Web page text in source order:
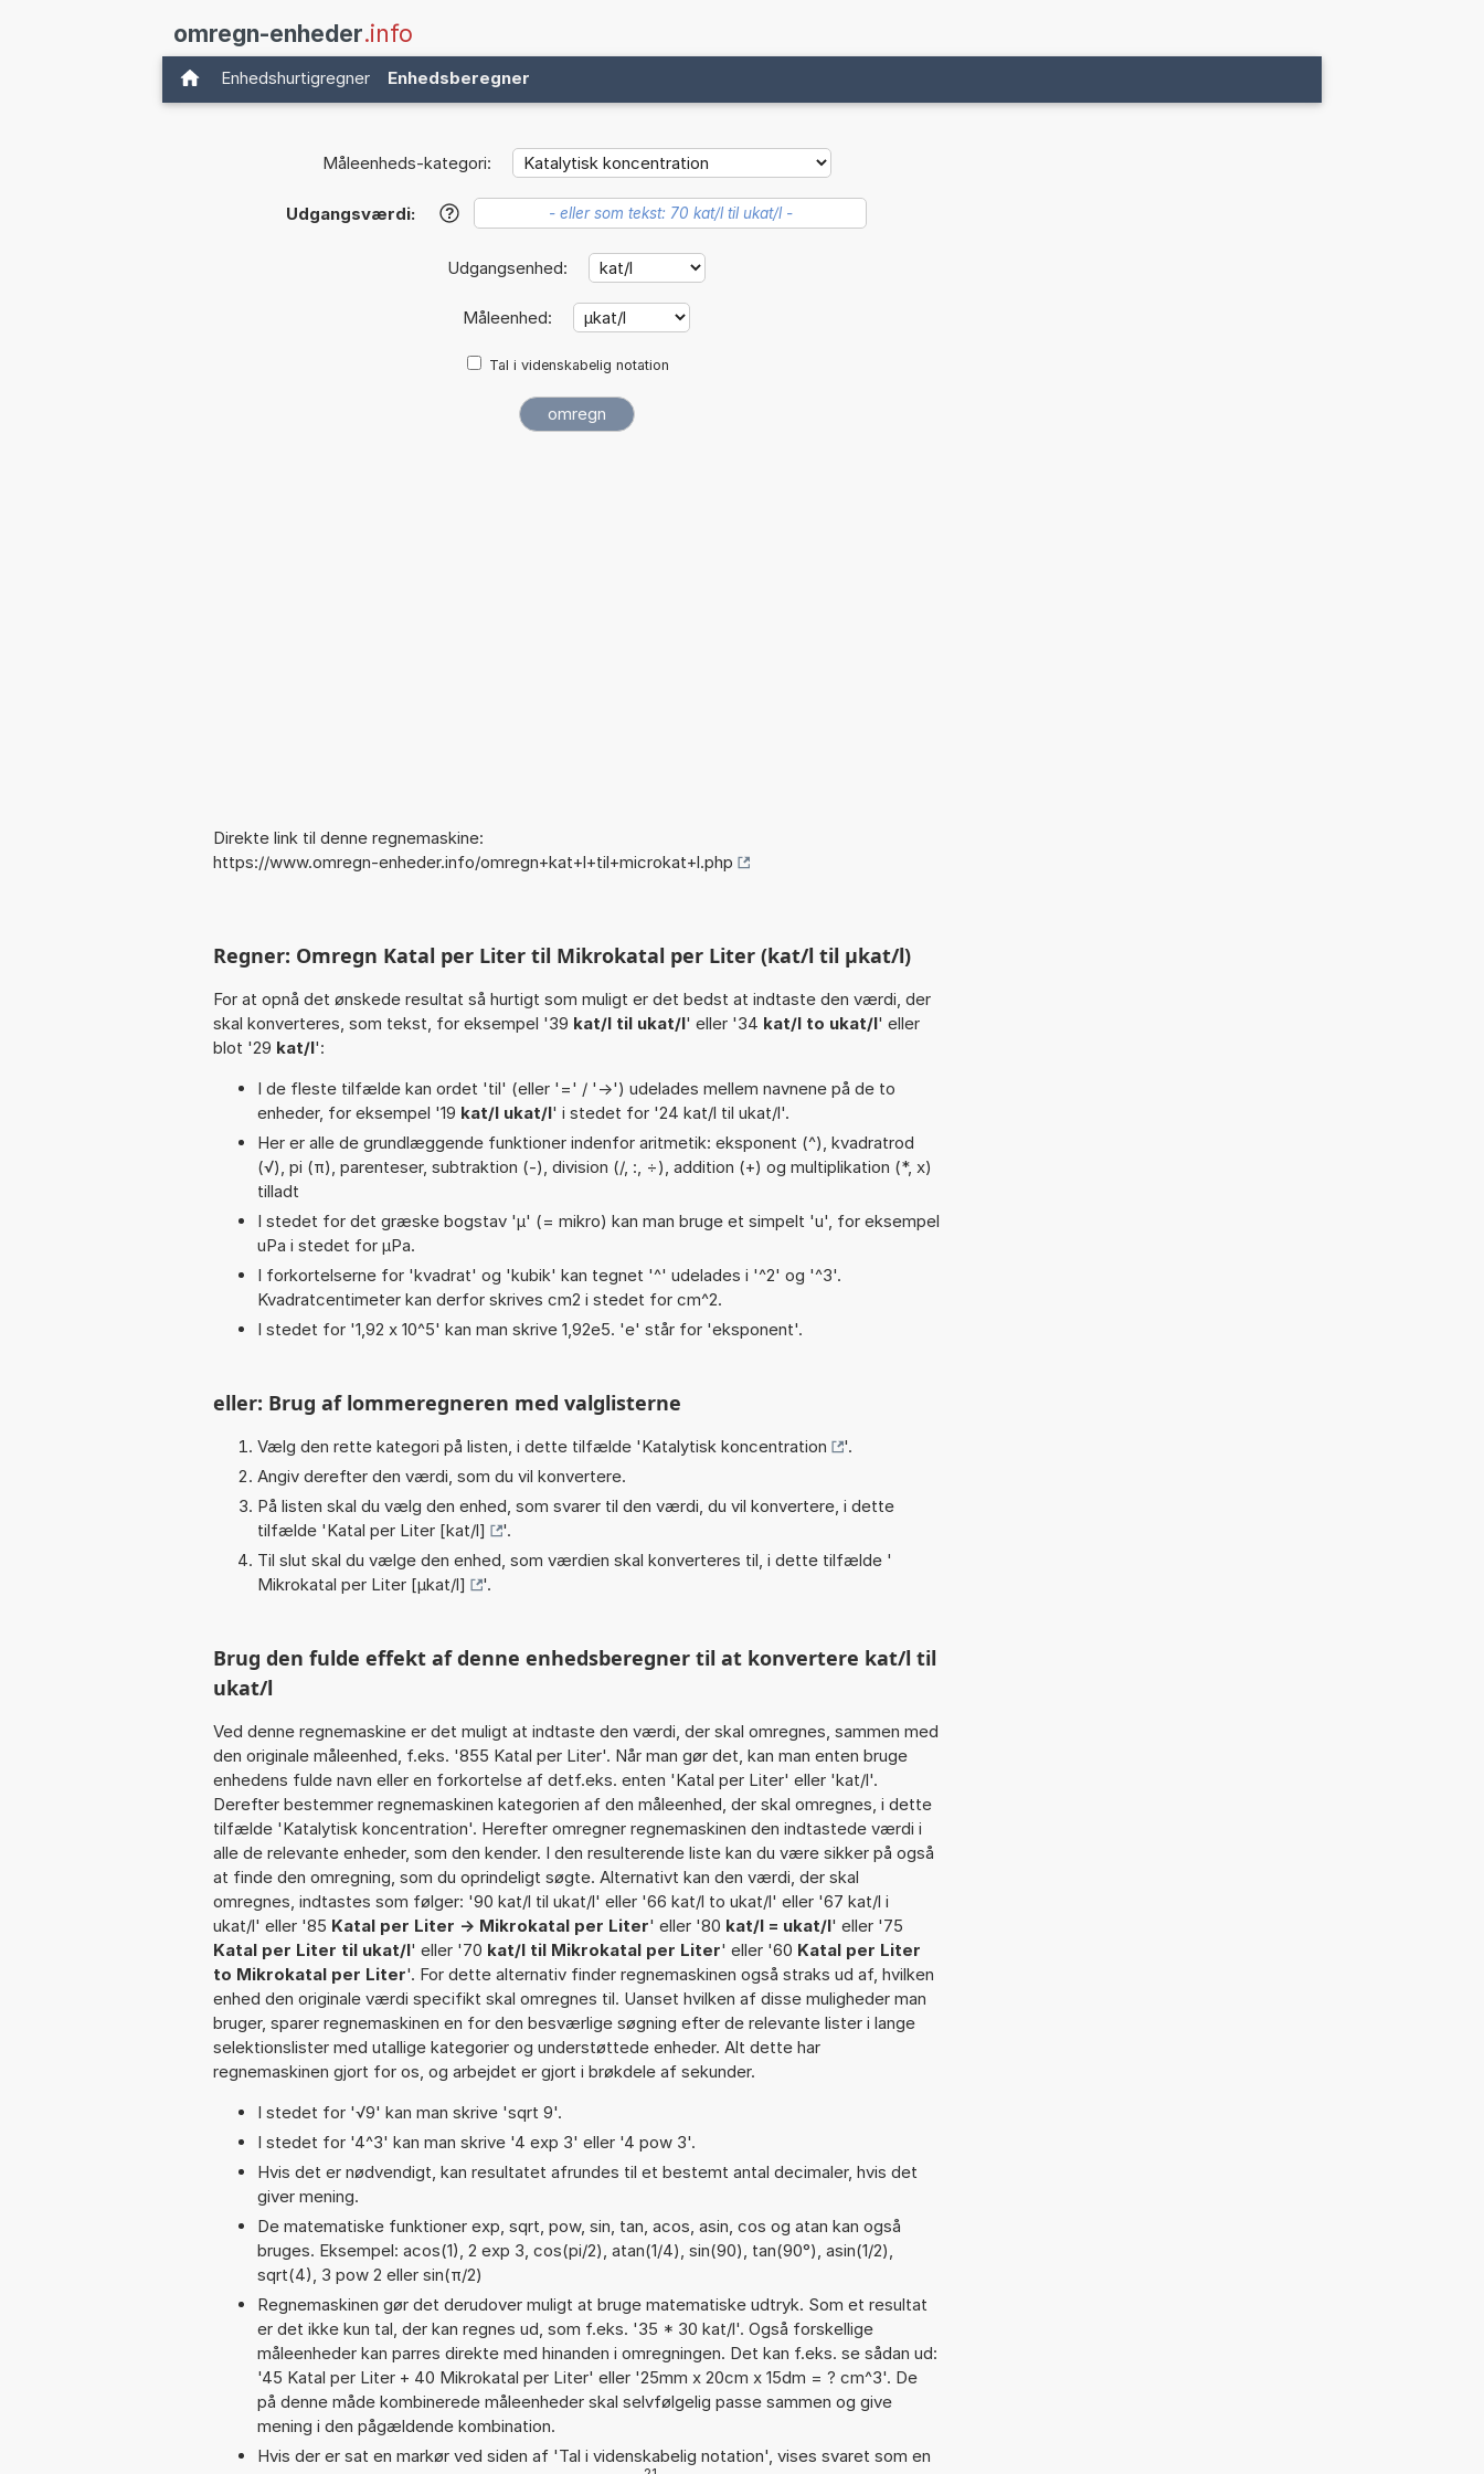
omregn-enheder.info
Enhedshurtigregner Enhedsberegner
Måleenheds-kategori:
Udgangsværdi: ?
Udgangsenhed:
Måleenhed:
Tal i videnskabelig notation
Direkte link til denne regnemaskine:
https://www.omregn-enheder.info/omregn+kat+l+til+microkat+l.php
Regner: Omregn Katal per Liter til Mikrokatal per Liter (kat/l til µkat/l)
For at opnå det ønskede resultat så hurtigt som muligt er det bedst at indtaste den værdi, der
skal konverteres, som tekst, for eksempel '39 kat/l til ukat/l' eller '34 kat/l to ukat/l' eller
blot '29 kat/l':
I de fleste tilfælde kan ordet 'til' (eller '=' / '->') udelades mellem navnene på de to
enheder, for eksempel '19 kat/l ukat/l' i stedet for '24 kat/l til ukat/l'.
Her er alle de grundlæggende funktioner indenfor aritmetik: eksponent (^), kvadratrod
(√), pi (π), parenteser, subtraktion (-), division (/, :, ÷), addition (+) og multiplikation (*, x)
tilladt
I stedet for det græske bogstav 'µ' (= mikro) kan man bruge et simpelt 'u', for eksempel
uPa i stedet for µPa.
I forkortelserne for 'kvadrat' og 'kubik' kan tegnet '^' udelades i '^2' og '^3'.
Kvadratcentimeter kan derfor skrives cm2 i stedet for cm^2.
I stedet for '1,92 x 10^5' kan man skrive 1,92e5. 'e' står for 'eksponent'.
eller: Brug af lommeregneren med valglisterne
Vælg den rette kategori på listen, i dette tilfælde 'Katalytisk koncentration
'.
Angiv derefter den værdi, som du vil konvertere.
På listen skal du vælg den enhed, som svarer til den værdi, du vil konvertere, i dette
tilfælde 'Katal per Liter [kat/l]
'.
Til slut skal du vælge den enhed, som værdien skal konverteres til, i dette tilfælde '
Mikrokatal per Liter [µkat/l]
'.
Brug den fulde effekt af denne enhedsberegner til at konvertere kat/l til
ukat/l
Ved denne regnemaskine er det muligt at indtaste den værdi, der skal omregnes, sammen med
den originale måleenhed, f.eks. '855 Katal per Liter'. Når man gør det, kan man enten bruge
enhedens fulde navn eller en forkortelse af detf.eks. enten 'Katal per Liter' eller 'kat/l'.
Derefter bestemmer regnemaskinen kategorien af den måleenhed, der skal omregnes, i dette
tilfælde 'Katalytisk koncentration'. Herefter omregner regnemaskinen den indtastede værdi i
alle de relevante enheder, som den kender. I den resulterende liste kan du være sikker på også
at finde den omregning, som du oprindeligt søgte. Alternativt kan den værdi, der skal
omregnes, indtastes som følger: '90 kat/l til ukat/l' eller '66 kat/l to ukat/l' eller '67 kat/l i
ukat/l' eller '85 Katal per Liter -> Mikrokatal per Liter' eller '80 kat/l = ukat/l' eller '75
Katal per Liter til ukat/l' eller '70 kat/l til Mikrokatal per Liter' eller '60 Katal per Liter
to Mikrokatal per Liter'. For dette alternativ finder regnemaskinen også straks ud af, hvilken
enhed den originale værdi specifikt skal omregnes til. Uanset hvilken af disse muligheder man
bruger, sparer regnemaskinen en for den besværlige søgning efter de relevante lister i lange
selektionslister med utallige kategorier og understøttede enheder. Alt dette har
regnemaskinen gjort for os, og arbejdet er gjort i brøkdele af sekunder.
I stedet for '√9' kan man skrive 'sqrt 9'.
I stedet for '4^3' kan man skrive '4 exp 3' eller '4 pow 3'.
Hvis det er nødvendigt, kan resultatet afrundes til et bestemt antal decimaler, hvis det
giver mening.
De matematiske funktioner exp, sqrt, pow, sin, tan, acos, asin, cos og atan kan også
bruges. Eksempel: acos(1), 2 exp 3, cos(pi/2), atan(1/4), sin(90), tan(90°), asin(1/2),
sqrt(4), 3 pow 2 eller sin(π/2)
Regnemaskinen gør det derudover muligt at bruge matematiske udtryk. Som et resultat
er det ikke kun tal, der kan regnes ud, som f.eks. '35 * 30 kat/l'. Også forskellige
måleenheder kan parres direkte med hinanden i omregningen. Det kan f.eks. se sådan ud:
'45 Katal per Liter + 40 Mikrokatal per Liter' eller '25mm x 20cm x 15dm = ? cm^3'. De
på denne måde kombinerede måleenheder skal selvfølgelig passe sammen og give
mening i den pågældende kombination.
Hvis der er sat en markør ved siden af 'Tal i videnskabelig notation', vises svaret som en